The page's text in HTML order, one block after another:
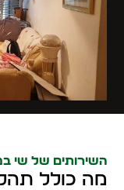
השירותים של שי
מה כולל